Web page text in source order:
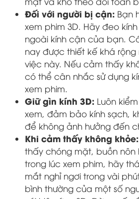
Đối với người bị cận: Bạn
xem phim 3D. Hãy đeo
ngoài kính cận của bạn.
nay được thiết kế khá
việc này. Nếu cảm thấy
có thể cân nhắc sử dụng
xem phim.
Giữ gìn kính 3D: Luôn
xem, đảm bảo kính sạch,
để không ảnh hưởng đến
Khi cảm thấy không khỏe:
thấy chóng mặt, buồn
trong lúc xem phim, hãy
mắt nghỉ ngơi trong vài
bình thường của một số